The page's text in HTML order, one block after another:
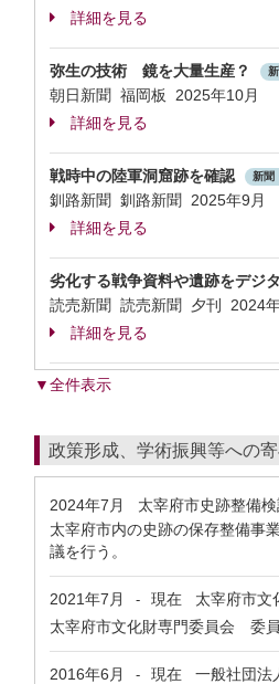
詳細を見る
弥生の技術 鏡を大量生産？
朝日新聞 福岡板 2025年10月
詳細を見る
戦時中の陸軍洞窟跡を確認 新聞
釧路新聞 釧路新聞 2025年9月
詳細を見る
劣化する戦争資料や遺跡をデジ
読売新聞 読売新聞 夕刊 2024
詳細を見る
▼全件表示
政策形成、学術振興等への
2024年7月
太宰府市史跡整備検
太宰府市内の史跡の保存整備事
議を行う。
2021年7月 - 現在 太宰府市文
太宰府市文化財専門委員会 委員
2016年6月 - 現在 一般社団法